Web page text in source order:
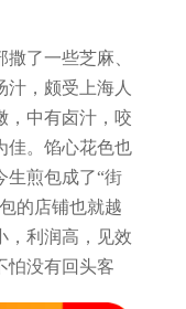
了一些芝麻、
汁，颇受上海人
，中有卤汁，咬
佳。馅心花色也
生煎包成了“街
的店铺也就越
，利润高，见效
怕没有回头客